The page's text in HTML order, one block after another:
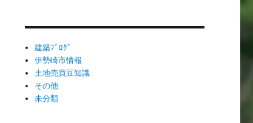
建築ﾌﾞﾛｸﾞ
伊勢崎市情報
土地売買豆知識
その他
未分類